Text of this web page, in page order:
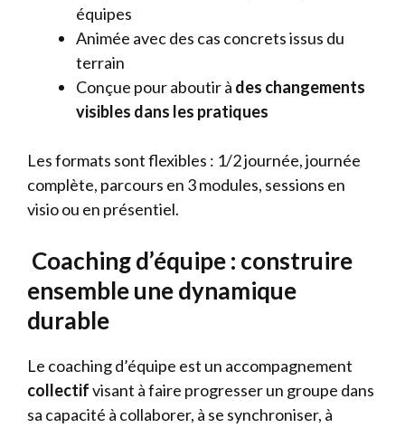
équipes
Animée avec des cas concrets issus du
terrain
Conçue pour aboutir à des changements
visibles dans les pratiques
Les formats sont flexibles : 1/2 journée, journée
complète, parcours en 3 modules, sessions en
visio ou en présentiel.
Coaching d’équipe : construire
ensemble une dynamique
durable
Le coaching d’équipe est un accompagnement
collectifvisant à faire progresser un groupe dans
sa capacité à collaborer, à se synchroniser, à